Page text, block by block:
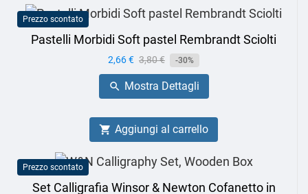
Prezzo scontato
Pastelli Morbidi Soft pastel Rembrandt Sciolti
Prezzo
2,66 € Prezzo
base
3,80 € -30%
 Mostra Dettagli
 Aggiungi al carrello
Prezzo scontato
Set Calligrafia Winsor & Newton Cofanetto in